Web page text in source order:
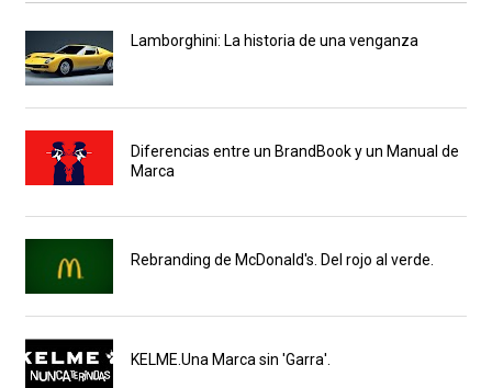
Lamborghini: La historia de una venganza
Diferencias entre un BrandBook y un Manual de
Marca
Rebranding de McDonald's. Del rojo al verde.
KELME.Una Marca sin 'Garra'.